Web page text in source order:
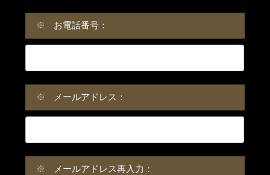
※ お電話番号：
※ メールアドレス：
※ メールアドレス再入力：